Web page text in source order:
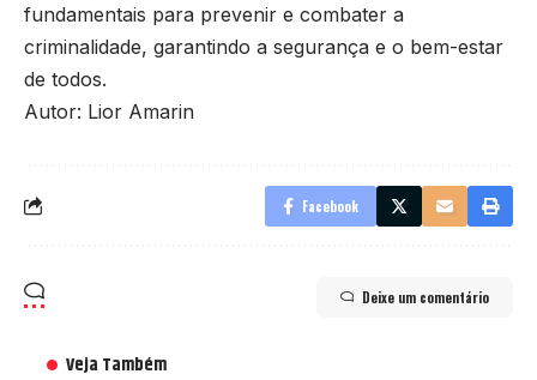
fundamentais para prevenir e combater a
criminalidade, garantindo a segurança e o bem-estar
de todos.
Autor: Lior Amarin
Facebook
Deixe um comentário
Veja Também